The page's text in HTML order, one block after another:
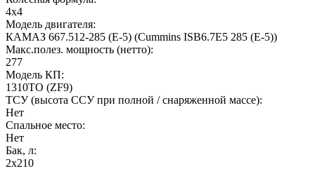
4х4
Модель двигателя:
КАМАЗ 667.512-285 (Е-5) (Cummins ISB6.7E5 285 (Е-5))
Макс.полез. мощность (нетто):
277
Модель КП:
1310ТО (ZF9)
ТСУ (высота ССУ при полной / снаряженной массе):
Нет
Спальное место:
Нет
Бак, л:
2х210